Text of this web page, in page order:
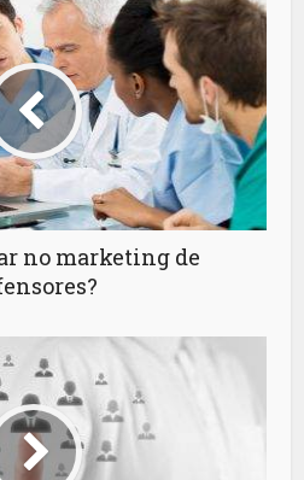
no marketing de